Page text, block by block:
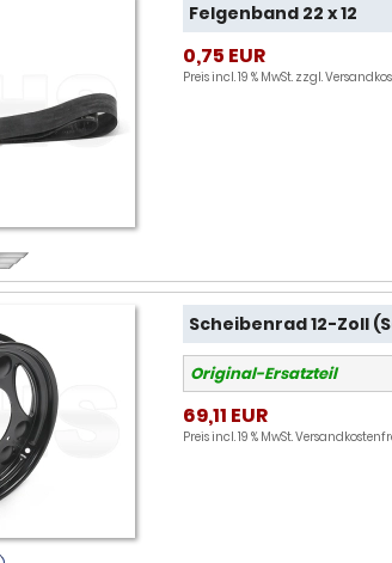
Felgenband 22 x 12
0,75 EUR
Preis incl. 19 % MwSt. zzgl.
Scheibenrad 12-Zoll
Original-Ersatzteil
69,11 EUR
Preis incl. 19 % MwSt.